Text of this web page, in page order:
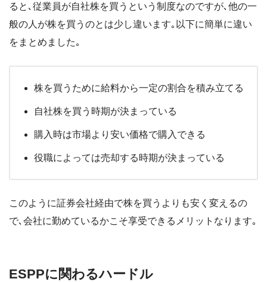
ると､従業員が自社株を買うという制度なのですが､他の一
般の人が株を買うのとは少し違います｡以下に簡単に違い
をまとめました｡
株を買うために給料から一定の割合を積み立てる
自社株を買う時期が決まっている
購入時は市場より安い価格で購入できる
役職によっては売却する時期が決まっている
このように証券会社経由で株を買うよりも安く変えるの
で､会社に勤めているかこそ享受できるメリットなります｡
ESPPに関わるハードル